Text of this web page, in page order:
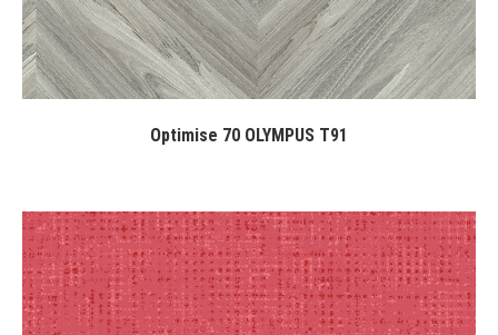
Optimise 70 OLYMPUS T91